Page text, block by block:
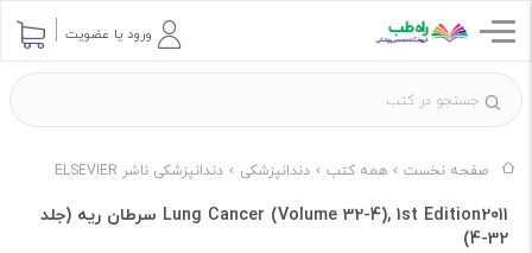
ورود یا عضویت
صفحه نخست همه کتب دندانپزشکی دندانپزشکی ناشر ELSEVIER
Lung Cancer (Volume 32-4), 1st Edition2011 سرطان ریه (جلد
32-4)